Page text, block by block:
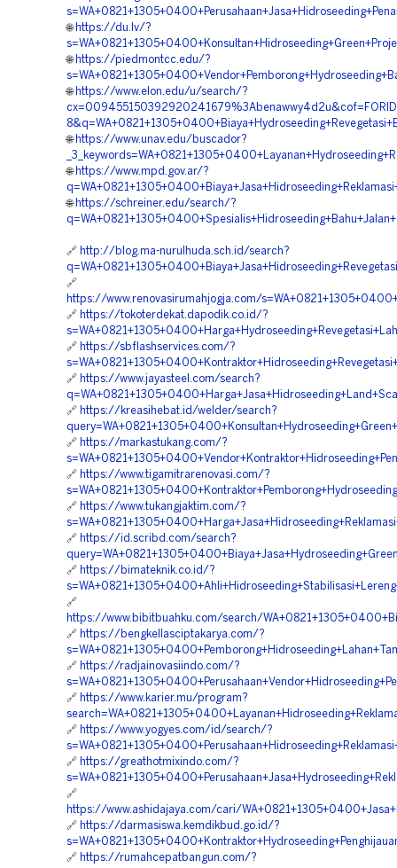
🌐 https://du.lv/?
🌐 https://piedmontcc.edu/?
🌐 https://www.elon.edu/u/search/?
🌐 https://www.unav.edu/buscador?
🌐 https://www.mpd.gov.ar/?
🌐 https://schreiner.edu/search/?
🔗 http://blog.ma-nurulhuda.sch.id/search?
🔗
https://www.renovasirumahjogja.com/
🔗 https://tokoterdekat.dapodik.co.id/?
🔗 https://sbflashservices.com/?
🔗 https://www.jayasteel.com/search?
🔗 https://kreasihebat.id/welder/search?
🔗 https://markastukang.com/?
🔗 https://www.tigamitrarenovasi.com/?
🔗 https://www.tukangjaktim.com/?
🔗 https://id.scribd.com/search?
🔗 https://bimateknik.co.id/?
🔗
https://www.bibitbuahku.com/search/
🔗 https://bengkellasciptakarya.com/?
🔗 https://radjainovasiindo.com/?
🔗 https://www.karier.mu/program?
🔗 https://www.yogyes.com/id/search/?
🔗 https://greathotmixindo.com/?
🔗
https://www.ashidajaya.com/cari/
🔗 https://darmasiswa.kemdikbud.go.id/?
🔗 https://rumahcepatbangun.com/?